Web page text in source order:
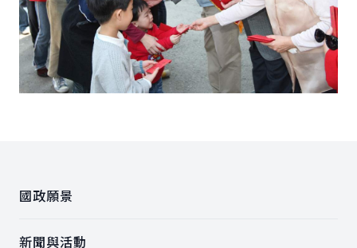
國政願景
新聞與活動